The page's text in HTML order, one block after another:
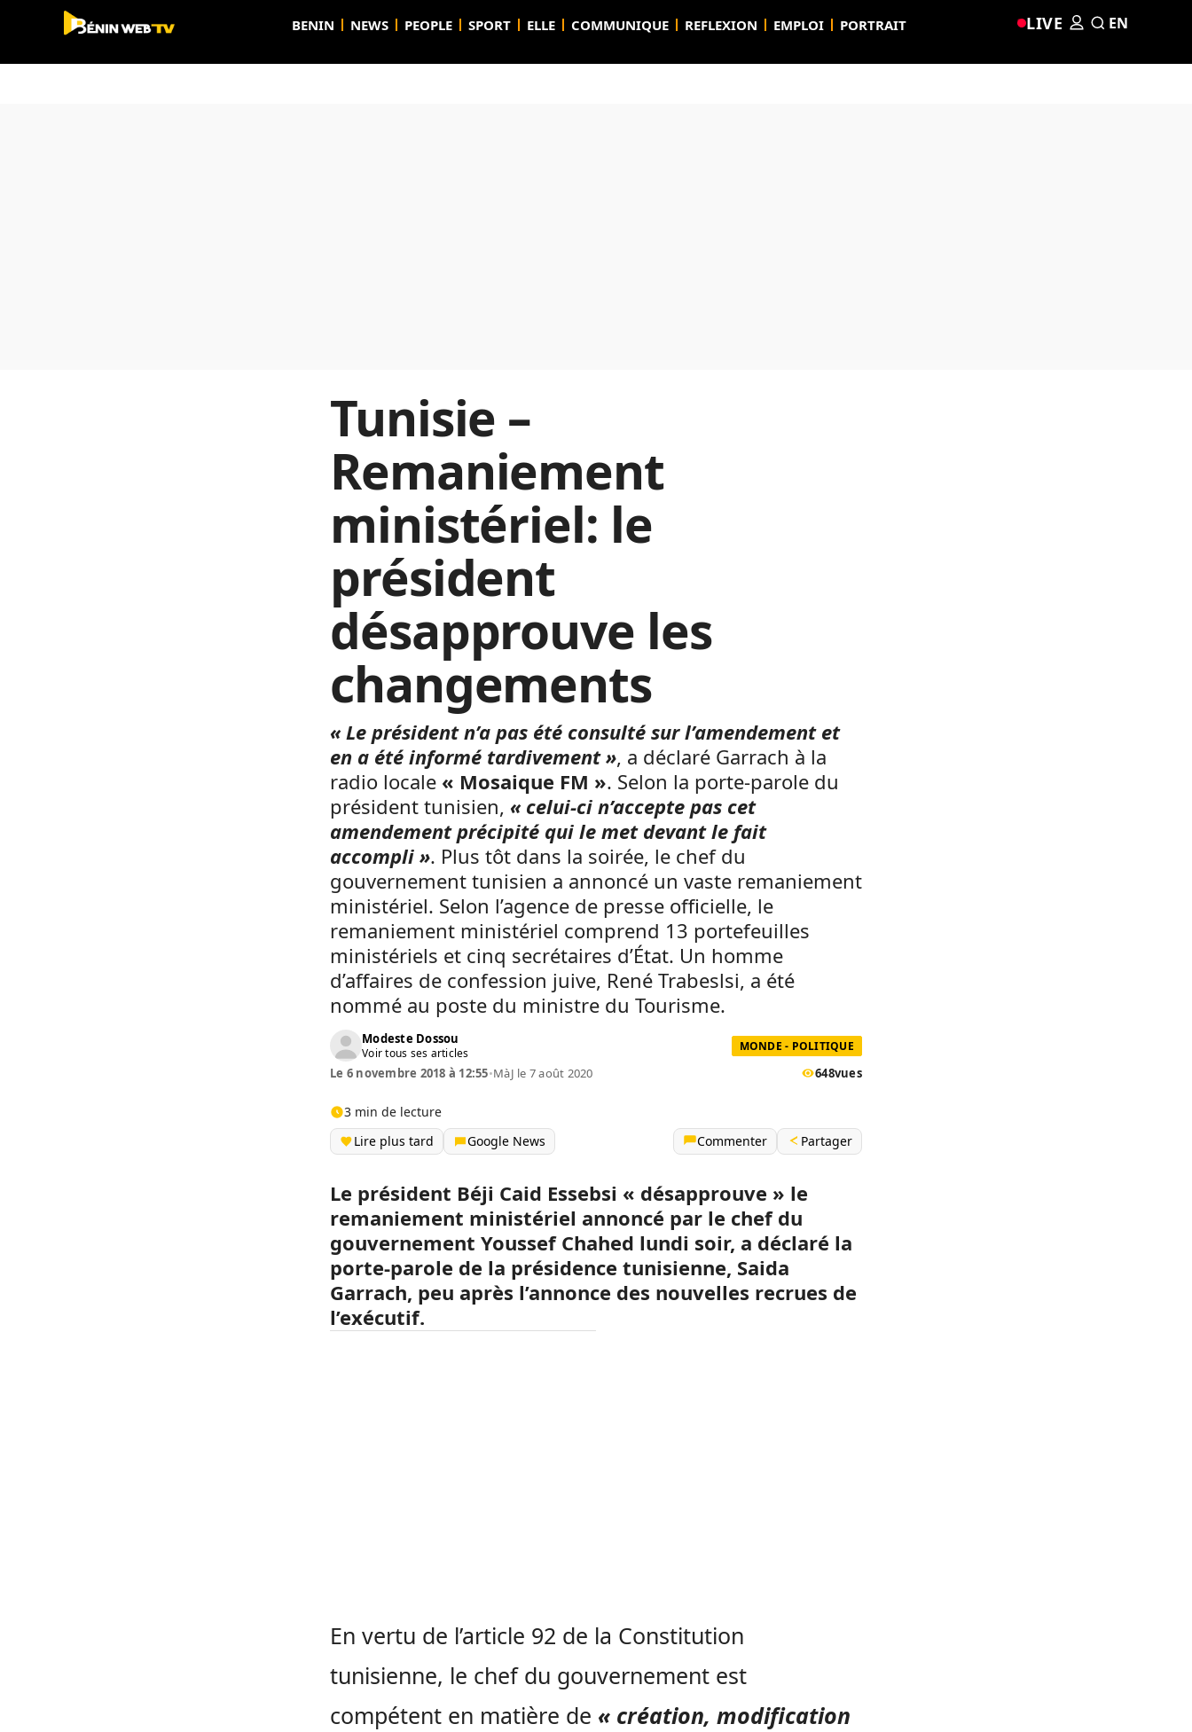
BENIN NEWS PEOPLE SPORT ELLE COMMUNIQUE REFLEXION EMPLOI PORTRAIT LIVE EN
Tunisie –
Remaniement
ministériel: le
président
désapprouve les
changements
« Le président n’a pas été consulté sur l’amendement et
en a été informé tardivement », a déclaré Garrach à la
radio locale « Mosaique FM ». Selon la porte-parole du
président tunisien, « celui-ci n’accepte pas cet
amendement précipité qui le met devant le fait
accompli ». Plus tôt dans la soirée, le chef du
gouvernement tunisien a annoncé un vaste remaniement
ministériel. Selon l’agence de presse officielle, le
remaniement ministériel comprend 13 portefeuilles
ministériels et cinq secrétaires d’État. Un homme
d’affaires de confession juive, René Trabeslsi, a été
nommé au poste du ministre du Tourisme.
Modeste Dossou
Voir tous ses articles MONDE - POLITIQUE
Le 6 novembre 2018 à 12:55•MàJ le 7 août 2020 648vues
3 min de lecture
Lire plus tard
Google News Commenter Partager
Le président Béji Caid Essebsi « désapprouve » le
remaniement ministériel annoncé par le chef du
gouvernement Youssef Chahed lundi soir, a déclaré la
porte-parole de la présidence tunisienne, Saida
Garrach, peu après l’annonce des nouvelles recrues de
l’exécutif.
En vertu de l’article 92 de la Constitution
tunisienne, le chef du gouvernement est
compétent en matière de « création, modification